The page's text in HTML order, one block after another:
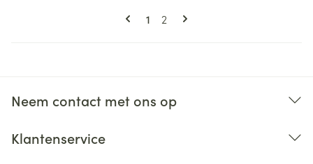
Pagina's
U lees momenteel pagina
1 Pagina
2
Neem contact met ons op
Klantenservice